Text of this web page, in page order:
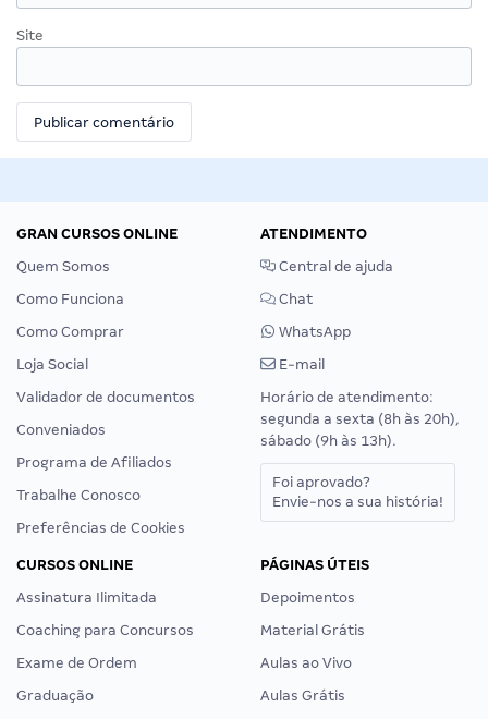
Site
GRAN CURSOS ONLINE
Quem Somos
Como Funciona
Como Comprar
Loja Social
Validador de documentos
Conveniados
Programa de Afiliados
Trabalhe Conosco
Preferências de Cookies
ATENDIMENTO
Central de ajuda
Chat
WhatsApp
E-mail
Horário de atendimento:
segunda a sexta (8h às 20h),
sábado (9h às 13h).
Foi aprovado?
Envie-nos a sua história!
CURSOS ONLINE
Assinatura Ilimitada
Coaching para Concursos
Exame de Ordem
Graduação
PÁGINAS ÚTEIS
Depoimentos
Material Grátis
Aulas ao Vivo
Aulas Grátis